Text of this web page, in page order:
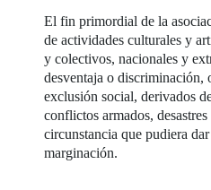
El fin primordial de la
de actividades culturales y
y colectivos, nacionales y
desventaja o discriminación,
exclusión social, derivados
conflictos armados,
circunstancia que pudiera
marginación.